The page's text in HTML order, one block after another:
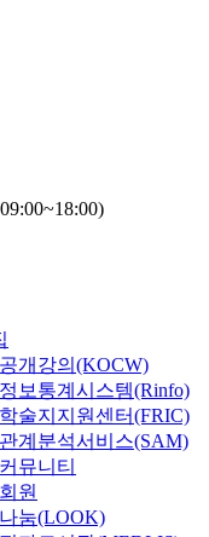
개강의(KOCW)
보통계시스템(Rinfo)
술지지원센터(FRIC)
계분석서비스(SAM)
뮤니티
원
눔(LOOK)